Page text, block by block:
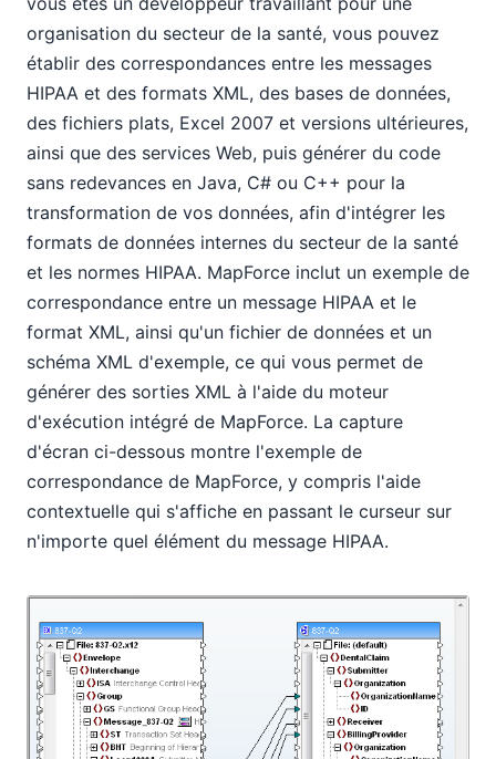
organisation du secteur de la santé, vous pouvez
établir des correspondances entre les messages
HIPAA et des formats XML, des bases de données,
des fichiers plats, Excel 2007 et versions ultérieures,
ainsi que des services Web, puis générer du code
sans redevances en Java, C# ou C++ pour la
transformation de vos données, afin d'intégrer les
formats de données internes du secteur de la santé
et les normes HIPAA. MapForce inclut un exemple de
correspondance entre un message HIPAA et le
format XML, ainsi qu'un fichier de données et un
schéma XML d'exemple, ce qui vous permet de
générer des sorties XML à l'aide du moteur
d'exécution intégré de MapForce. La capture
d'écran ci-dessous montre l'exemple de
correspondance de MapForce, y compris l'aide
contextuelle qui s'affiche en passant le curseur sur
n'importe quel élément du message HIPAA.